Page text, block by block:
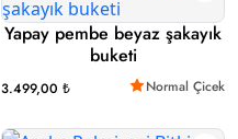
Yapay pembe beyaz şakayık
buketi
3.499,00 ₺ Normal Çicek